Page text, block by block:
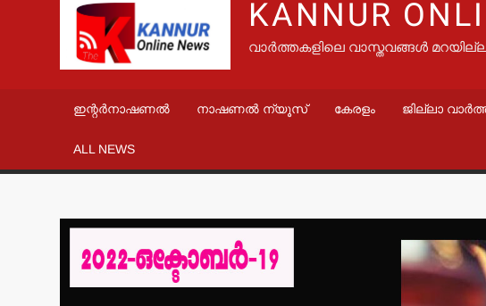
KANNUR
വാർത്തകളിലെ വാസ്തവങ്ങൾ
ഇന്റർനാഷണൽ നാഷണൽ ന്യൂസ് കേരളം ജില്ലാ
ALL NEWS